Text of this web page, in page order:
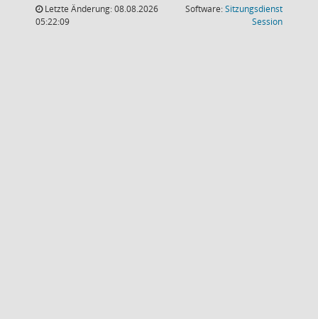
Letzte Änderung: 08.08.2026
05:22:09
Software:Sitzungsdienst
Session(Wird in